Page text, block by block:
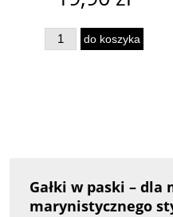
do koszyka
Gałki w paski – dla
marynistycznego